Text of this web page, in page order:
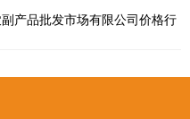
产品批发市场有限公司价格行